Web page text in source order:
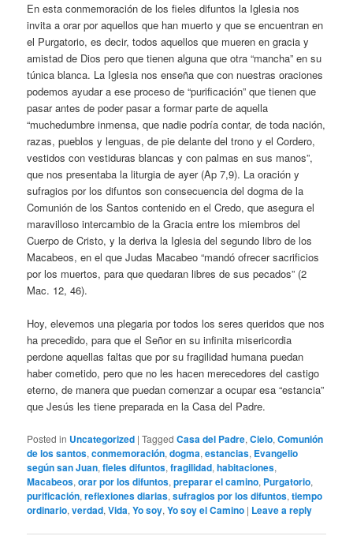
En esta conmemoración de los fieles difuntos la Iglesia nos
invita a orar por aquellos que han muerto y que se encuentran en
el Purgatorio, es decir, todos aquellos que mueren en gracia y
amistad de Dios pero que tienen alguna que otra “mancha” en su
túnica blanca. La Iglesia nos enseña que con nuestras oraciones
podemos ayudar a ese proceso de “purificación” que tienen que
pasar antes de poder pasar a formar parte de aquella
“muchedumbre inmensa, que nadie podría contar, de toda nación,
razas, pueblos y lenguas, de pie delante del trono y el Cordero,
vestidos con vestiduras blancas y con palmas en sus manos”,
que nos presentaba la liturgia de ayer (Ap 7,9). La oración y
sufragios por los difuntos son consecuencia del dogma de la
Comunión de los Santos contenido en el Credo, que asegura el
maravilloso intercambio de la Gracia entre los miembros del
Cuerpo de Cristo, y la deriva la Iglesia del segundo libro de los
Macabeos, en el que Judas Macabeo “mandó ofrecer sacrificios
por los muertos, para que quedaran libres de sus pecados” (2
Mac. 12, 46).
Hoy, elevemos una plegaria por todos los seres queridos que nos
ha precedido, para que el Señor en su infinita misericordia
perdone aquellas faltas que por su fragilidad humana puedan
haber cometido, pero que no les hacen merecedores del castigo
eterno, de manera que puedan comenzar a ocupar esa “estancia”
que Jesús les tiene preparada en la Casa del Padre.
Posted in Uncategorized |Tagged Casa del Padre,Cielo,Comunión
de los santos,conmemoración,dogma,estancias, Evangelio
según san Juan,fieles difuntos,fragilidad,habitaciones,
Macabeos,orar por los difuntos,preparar el camino, Purgatorio,
purificación,reflexiones diarias,sufragios por los difuntos,tiempo
ordinario,verdad,Vida,Yo soy,Yo soy el Camino | Leave a reply